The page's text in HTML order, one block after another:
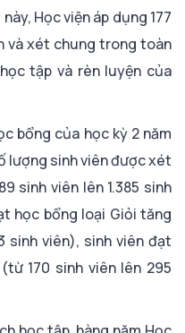
Học viện áp dụng 177
và xét chung trong toàn
tập và rèn luyện của
bổng của học kỳ 2 năm
lượng sinh viên được xét
sinh viên lên 1.385 sinh
học bổng loại Giỏi tăng
sinh viên), sinh viên đạt
170 sinh viên lên 295